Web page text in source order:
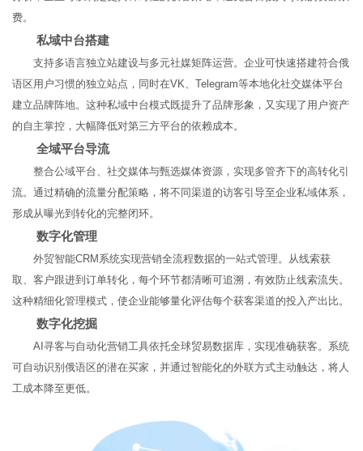
费。
私域中台搭建
支持多语言独立站建设与多元社媒矩阵运营。企业可快速搭建符合俄
语区用户习惯的独立站点，同时在VK、Telegram等本地化社交媒体平台
建立品牌阵地。这种私域中台模式既提升了品牌形象，又实现了用户资产
的自主掌控，大幅降低对第三方平台的依赖成本。
全域平台导流
整合公域平台、社交媒体与甄选媒体资源，实现多管齐下的高转化引
流。通过精确的流量分配策略，将不同渠道的访客引导至企业私域体系，
形成从曝光到转化的完整闭环。
数字化管理
外贸智能CRM系统实现营销全流程数据的一站式管理。从线索获
取、客户跟进到订单转化，每个环节都清晰可追溯，有效防止线索流失。
这种精细化管理模式，使企业能够量化评估每个获客渠道的投入产出比。
数字化挖掘
AI寻客与自动化营销工具依托全球贸易数据库，实现准确获客。系统
可自动识别俄语区的潜在买家，并通过智能化的外联方式主动触达，将人
工成本降至更低。